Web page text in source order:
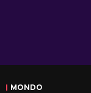
MONDO